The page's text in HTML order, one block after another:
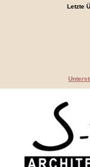
Letzte